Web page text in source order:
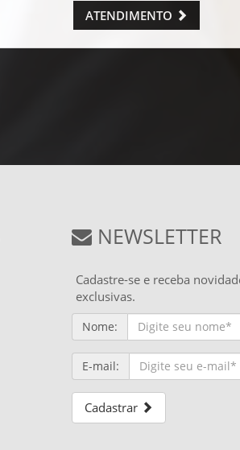
ATENDIMENTO
NEWSLETTER
Cadastre-se e receba
exclusivas.
Nome:
E-mail:
Cadastrar